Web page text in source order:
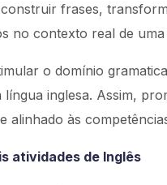
frases,
no contexto real de
o domínio
língua inglesa. Assim,
alinhado às
atividades de Inglês